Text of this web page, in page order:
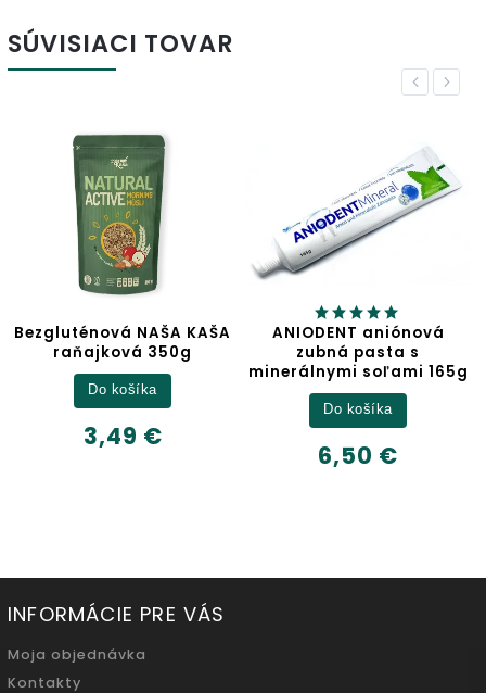
SÚVISIACI TOVAR
Previous
ANIODENT aniónová
zubná pasta s
minerálnymi soľami 165g
6,50 €
Do košíka
Jablčný ocot
6,32 €
Next
INFORMÁCIE PRE VÁS
Moja objednávka
Kontakty